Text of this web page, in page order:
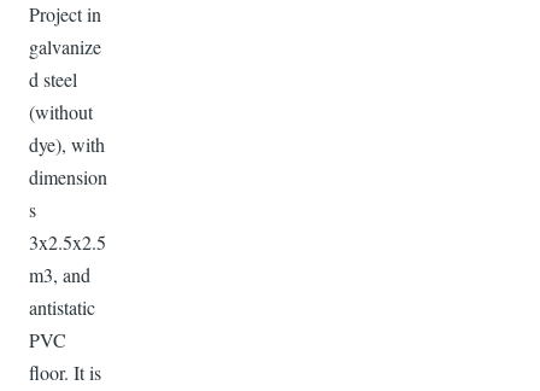
Project in
galvanize
d steel
(without
dye), with
dimension
s
3x2.5x2.5
m3, and
antistatic
PVC
floor. It is